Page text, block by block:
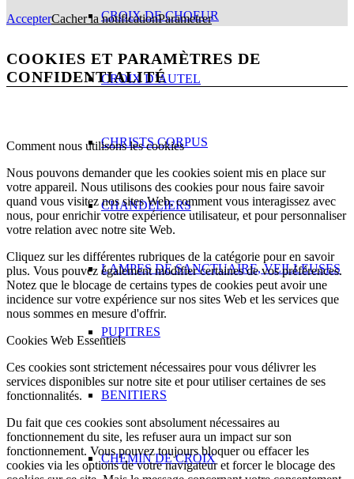
CROIX DE CHOEUR
CROIX D’AUTEL
CHRISTS CORPUS
CHANDELIERS
LAMPES DE SANCTUAIRE, VEILLEUSES
PUPITRES
BENITIERS
CHEMIN DE CROIX
AccepterCacher la notificationParametrer
COOKIES ET PARAMÈTRES DE
CONFIDENTIALITÉ
Comment nous utilisons les cookies
Nous pouvons demander que les cookies soient mis en place sur
votre appareil. Nous utilisons des cookies pour nous faire savoir
quand vous visitez nos sites Web, comment vous interagissez avec
nous, pour enrichir votre expérience utilisateur, et pour personnaliser
votre relation avec notre site Web.
Cliquez sur les différentes rubriques de la catégorie pour en savoir
plus. Vous pouvez également modifier certaines de vos préférences.
Notez que le blocage de certains types de cookies peut avoir une
incidence sur votre expérience sur nos sites Web et les services que
nous sommes en mesure d'offrir.
Cookies Web Essentiels
Ces cookies sont strictement nécessaires pour vous délivrer les
services disponibles sur notre site et pour utiliser certaines de ses
fonctionnalités.
Du fait que ces cookies sont absolument nécessaires au
fonctionnement du site, les refuser aura un impact sur son
fonctionnement. Vous pouvez toujours bloquer ou effacer les
cookies via les options de votre navigateur et forcer le blocage des